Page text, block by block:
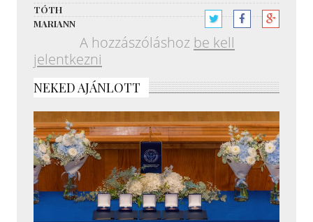
TÓTH
MARIANN
A hozzászóláshoz be kell
jelentkezni
NEKED AJÁNLOTT